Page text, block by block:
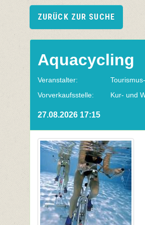
ZURÜCK ZUR SUCHE
Aquacycling
Veranstalter:
Vorverkaufsstelle:
Kur- und
27.08.2026 17:15